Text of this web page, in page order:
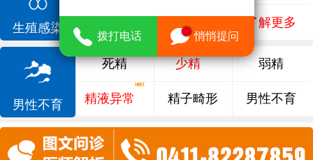
生殖感染 了解更多
男性不育
死精 少精 弱精
精液异常 精子畸形 男性不育
拨打电话 悄悄提问